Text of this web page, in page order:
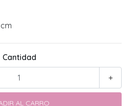
cm
Cantidad
+